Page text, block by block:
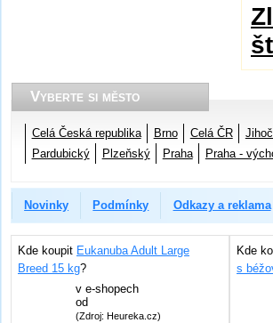
Vyberte si město
Celá Česká republika Brno Celá ČR
Pardubický
Plzeňský Praha Praha -
Novinky Podmínky Odkazy a reklama
Kde koupit Eukanuba Adult Large
Breed 15 kg?
v e-shopech
od
(Zdroj: Heureka.cz)
Kde
s